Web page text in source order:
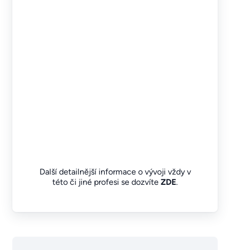
Další detailnější informace o vývoji vždy v
této či jiné profesi se dozvíte ZDE.